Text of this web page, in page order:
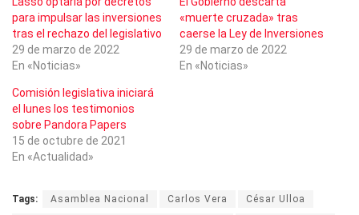
para impulsar las inversiones
tras el rechazo del legislativo
29 de marzo de 2022
En «Noticias»
«muerte cruzada» tras
caerse la Ley de Inversiones
29 de marzo de 2022
En «Noticias»
Comisión legislativa iniciará
el lunes los testimonios
sobre Pandora Papers
15 de octubre de 2021
En «Actualidad»
Tags: Asamblea Nacional Carlos Vera César Ulloa